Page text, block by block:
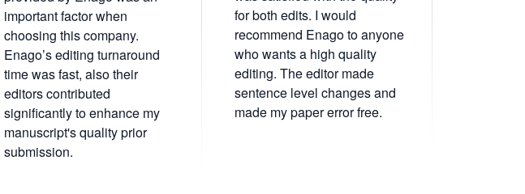
important factor when
choosing this company.
Enago’s editing turnaround
time was fast, also their
editors contributed
significantly to enhance my
manuscript's quality prior
submission.
for both edits. I would
recommend Enago to anyone
who wants a high quality
editing. The editor made
sentence level changes and
made my paper error free.